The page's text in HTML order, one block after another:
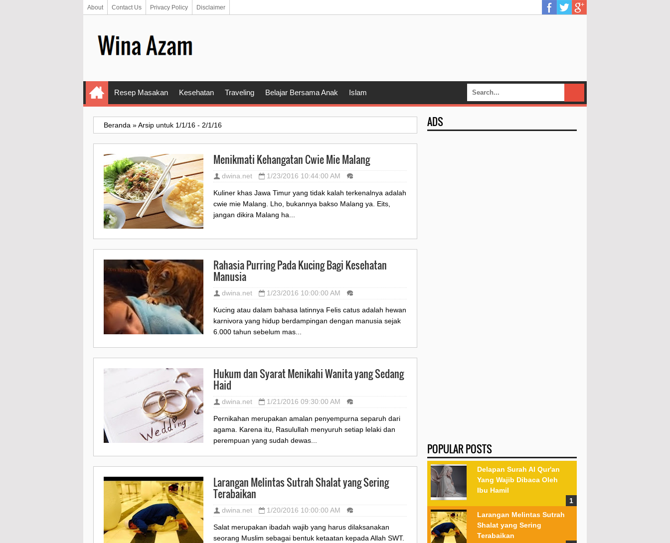
About Contact Us Privacy Policy Disclaimer
Resep Masakan Kesehatan Traveling Belajar Bersama Anak Islam
Beranda »Arsip untuk 1/1/16 - 2/1/16
Menikmati Kehangatan Cwie Mie Malang
dwina.net 1/23/2016 10:44:00 AM
Kuliner khas Jawa Timur yang tidak kalah terkenalnya adalah
cwie mie Malang. Lho, bukannya bakso Malang ya. Eits,
jangan dikira Malang ha...
Rahasia Purring Pada Kucing Bagi Kesehatan
Manusia
dwina.net 1/23/2016 10:00:00 AM
Kucing atau dalam bahasa latinnya Felis catus adalah hewan
karnivora yang hidup berdampingan dengan manusia sejak
6.000 tahun sebelum mas...
Hukum dan Syarat Menikahi Wanita yang Sedang
Haid
dwina.net 1/21/2016 09:30:00 AM
Pernikahan merupakan amalan penyempurna separuh dari
agama. Karena itu, Rasulullah menyuruh setiap lelaki dan
perempuan yang sudah dewas...
Larangan Melintas Sutrah Shalat yang Sering
Terabaikan
dwina.net 1/20/2016 10:00:00 AM
Salat merupakan ibadah wajib yang harus dilaksanakan
seorang Muslim sebagai bentuk ketaatan kepada Allah SWT.
ADS
POPULAR POSTS
Delapan Surah Al Qur'an
Yang Wajib Dibaca Oleh
Ibu Hamil
Larangan Melintas Sutrah
Shalat yang Sering
Terabaikan